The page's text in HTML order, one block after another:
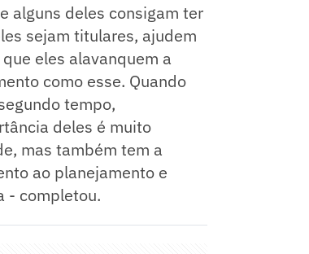
alguns deles consigam ter
sejam titulares, ajudem
eles alavanquem a
como esse. Quando
tempo,
deles é muito
mas também tem a
ao planejamento e
- completou.